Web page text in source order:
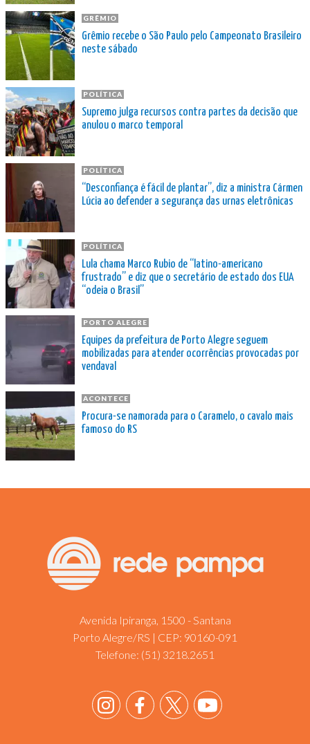
GRÊMIO
Grêmio recebe o São Paulo pelo Campeonato Brasileiro
neste sábado
POLÍTICA
Supremo julga recursos contra partes da decisão que
anulou o marco temporal
POLÍTICA
“Desconfiança é fácil de plantar”, diz a ministra Cármen
Lúcia ao defender a segurança das urnas eletrônicas
POLÍTICA
Lula chama Marco Rubio de “latino-americano
frustrado” e diz que o secretário de estado dos EUA
“odeia o Brasil”
PORTO ALEGRE
Equipes da prefeitura de Porto Alegre seguem
mobilizadas para atender ocorrências provocadas por
vendaval
ACONTECE
Procura-se namorada para o Caramelo, o cavalo mais
famoso do RS
Avenida Ipiranga, 1500 - Santana
Porto Alegre/RS | CEP: 90160-091
Telefone: (51) 3218.2651